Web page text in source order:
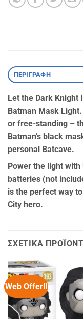
ΠΕΡΙΓΡΑΦΉ
Let the Dark Knight
Batman Mask
or free-standing –
Batman’s black
personal Batcave.
Power the light
batteries (not
is the perfect way
City hero.
ΣΧΕΤΙΚΆ
Web Offer!!